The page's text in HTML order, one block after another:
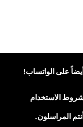
على الواتساب!
الاستخدام
المراسلون.